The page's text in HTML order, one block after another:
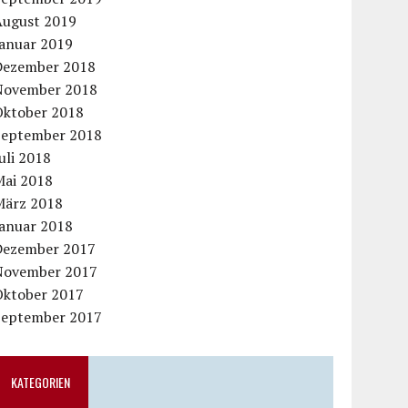
2019
2019
2018
2018
2018
2018
2018
2018
2018
2018
2017
2017
2017
2017
KATEGORIEN